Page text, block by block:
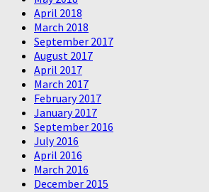
April 2018
March 2018
September 2017
August 2017
April 2017
March 2017
February 2017
January 2017
September 2016
July 2016
April 2016
March 2016
December 2015